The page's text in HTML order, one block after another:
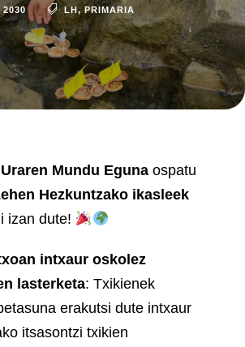
2030 LH, PRIMARIA
Uraren Mundu Eguna ospatu
Hezkuntzako ikasleek
izan dute!
intxaur oskolez
lasterketa: Txikienek
erakutsi dute intxaur
itsasontzi txikien